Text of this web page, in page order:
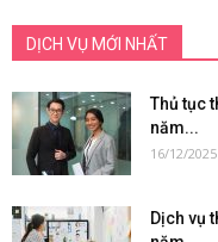
DỊCH VỤ MỚI NHẤT
Thủ tục
năm...
16/12/2025
Dịch vụ